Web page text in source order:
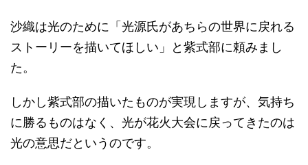
沙織は光のために「光源氏があちらの世界に戻れる
ストーリーを描いてほしい」と紫式部に頼みまし
た。
しかし紫式部の描いたものが実現しますが、気持ち
に勝るものはなく、光が花火大会に戻ってきたのは
光の意思だというのです。